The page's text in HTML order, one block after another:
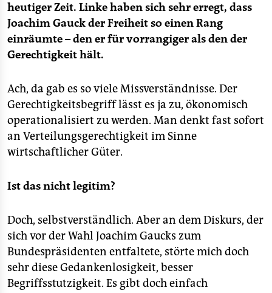
heutiger Zeit. Linke haben sich sehr erregt, dass
Joachim Gauck der Freiheit so einen Rang
einräumte – den er für vorrangiger als den der
Gerechtigkeit hält.
Ach, da gab es so viele Missverständnisse. Der
Gerechtigkeitsbegriff lässt es ja zu, ökonomisch
operationalisiert zu werden. Man denkt fast sofort
an Verteilungsgerechtigkeit im Sinne
wirtschaftlicher Güter.
Ist das nicht legitim?
Doch, selbstverständlich. Aber an dem Diskurs, der
sich vor der Wahl Joachim Gaucks zum
Bundespräsidenten entfaltete, störte mich doch
sehr diese Gedankenlosigkeit, besser
Begriffsstutzigkeit. Es gibt doch einfach